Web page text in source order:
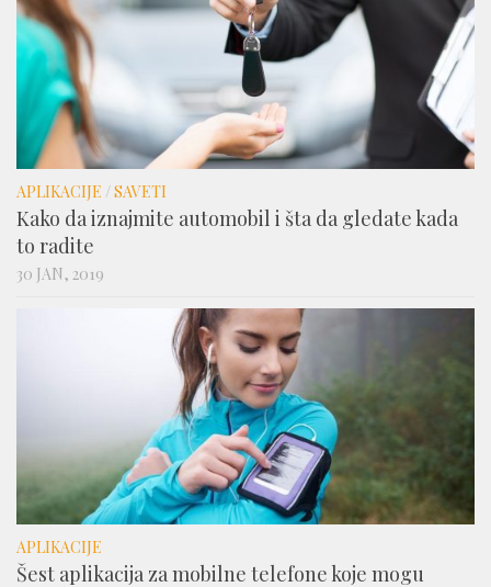
APLIKACIJE /SAVETI
Kako da iznajmite automobil i šta da gledate kada
to radite
30 JAN, 2019
APLIKACIJE
Šest aplikacija za mobilne telefone koje mogu